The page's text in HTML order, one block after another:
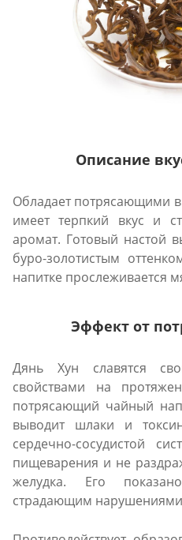
Описание
Обладает потрясающими
имеет терпкий вкус и
аромат. Готовый настой
буро-золотистым
напитке прослеживается
Эффект от
Дянь Хун славятся
свойствами на
потрясающий чайный
выводит шлаки и
сердечно-сосудистой
пищеварения и не
желудка. Его
страдающим